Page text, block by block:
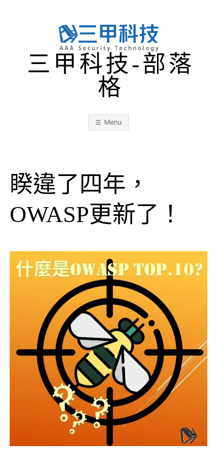
三甲科技-部落
格
Menu
睽違了四年，
OWASP更新了！